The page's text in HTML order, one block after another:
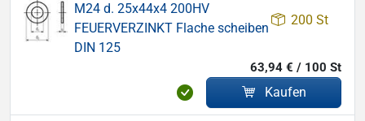
M24 d. 25x44x4 200HV
FEUERVERZINKT Flache scheiben
DIN 125
200 St
63,94 € / 100 St
Kaufen